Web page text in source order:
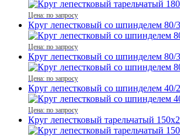
Цена: по запросу
Круг лепестковый со шпинделем 80/
Цена: по запросу
Круг лепестковый со шпинделем 80/
Цена: по запросу
Круг лепестковый со шпинделем 40/
Цена: по запросу
Круг лепестковый тарельчатый